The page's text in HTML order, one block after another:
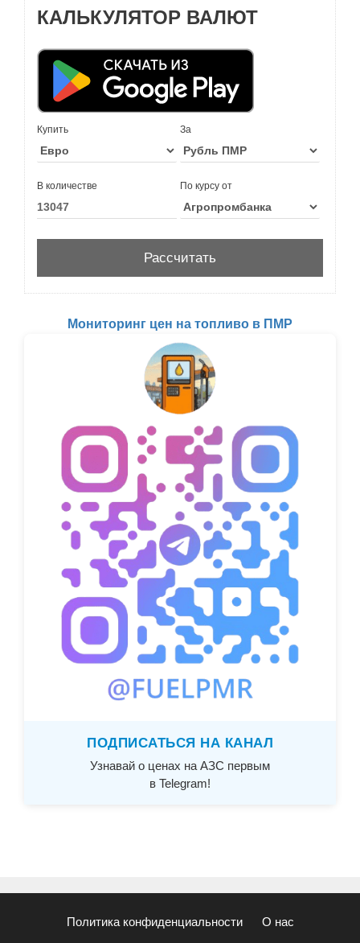
КАЛЬКУЛЯТОР ВАЛЮТ
Купить За
В количестве По курсу от
Мониторинг цен на топливо в ПМР
ПОДПИСАТЬСЯ НА КАНАЛ
Узнавай о ценах на АЗС первым
в Telegram!
Политика конфиденциальности О нас